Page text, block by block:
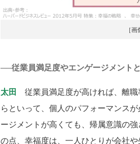
［
──従業員満足度やエンゲージメント
太田 従業員満足度が高ければ、離
らといって、個人のパフォーマンス
ージメントが高くても、帰属意識の
の点、幸福度は、一人ひとりが会社